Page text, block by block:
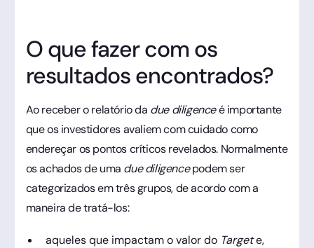
O que fazer com os
resultados encontrados?
Ao receber o relatório da due diligenceé importante
que os investidores avaliem com cuidado como
endereçar os pontos críticos revelados. Normalmente
os achados de uma due diligencepodem ser
categorizados em três grupos, de acordo com a
maneira de tratá-los:
aqueles que impactam o valor do Targete,